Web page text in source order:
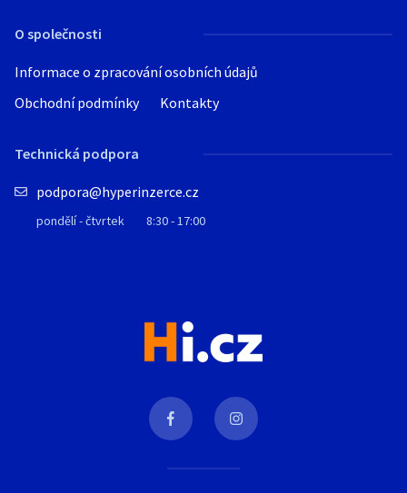
O společnosti
Informace o zpracování osobních údajů
Obchodní podmínky
Kontakty
Technická podpora
podpora@hyperinzerce.cz
pondělí - čtvrtek 8:30 - 17:00